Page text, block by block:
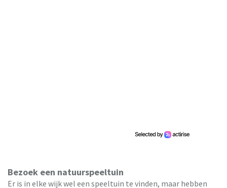
Bezoek een natuurspeeltuin
Er is in elke wijk wel een speeltuin te vinden, maar hebben